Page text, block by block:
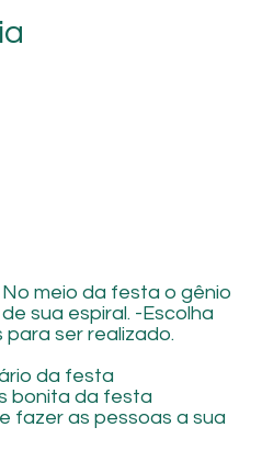
meio da festa o gênio
sua espiral. -Escolha
ser realizado.
da festa
bonita da festa
fazer as pessoas a sua